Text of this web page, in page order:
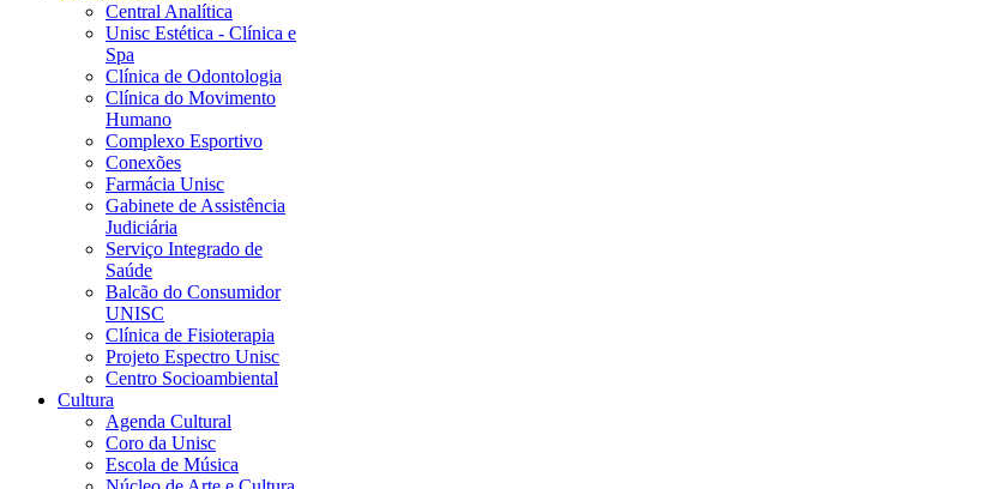
Central Analítica
Unisc Estética - Clínica e
Spa
Clínica de Odontologia
Clínica do Movimento
Humano
Complexo Esportivo
Conexões
Farmácia Unisc
Gabinete de Assistência
Judiciária
Serviço Integrado de
Saúde
Balcão do Consumidor
UNISC
Clínica de Fisioterapia
Projeto Espectro Unisc
Centro Socioambiental
Cultura
Agenda Cultural
Coro da Unisc
Escola de Música